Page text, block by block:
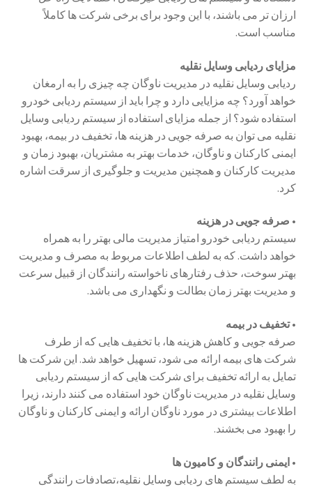
ارزان تر می باشند، با این وجود برای برخی شرکت ها کاملاً
مناسب است.
مزایای ردیابی وسایل نقلیه
ردیابی وسایل نقلیه در مدیریت ناوگان چه چیزی را به ارمغان
خواهد آورد؟ چه مزایایی دارد و چرا باید از سیستم ردیابی خودرو
استفاده شود؟ از جمله مزایای استفاده از سیستم ردیابی وسایل
نقلیه می توان به صرفه جویی در هزینه ها، تخفیف در بیمه، بهبود
ایمنی کارکنان و ناوگان، خدمات بهتر به مشتریان، بهبود زمان و
مدیریت کارکنان و همچنین مدیریت و جلوگیری از سرقت اشاره
کرد.
• صرفه جویی در هزینه
سیستم ردیابی خودرو امتیاز مدیریت مالی بهتر را به همراه
خواهد داشت. که به لطف اطلاعات مربوط به مصرف و مدیریت
بهتر سوخت، حذف رفتارهای ناخواسته رانندگان از قبیل سرعت
و مدیریت بهتر زمان بطالت و نگهداری می باشد.
• تخفیف در بیمه
صرفه جویی و کاهش هزینه ها، با تخفیف هایی که از طرف
شرکت های بیمه ارائه می شود، تسهیل خواهد شد. این شرکت ها
تمایل به ارائه تخفیف برای شرکت هایی که از سیستم ردیابی
وسایل نقلیه در مدیریت ناوگان خود استفاده می کنند دارند، زیرا
اطلاعات بیشتری در مورد ناوگان ارائه و ایمنی کارکنان و ناوگان
را بهبود می بخشند.
• ایمنی رانندگان و کامیون ها
به لطف سیستم های ردیابی وسایل نقلیه،تصادفات رانندگی